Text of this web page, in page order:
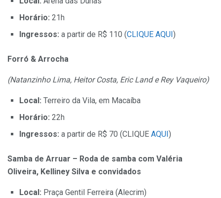
Horário: 21h
Ingressos: a partir de R$ 110 (CLIQUE AQUI)
Forró & Arrocha
(Natanzinho Lima, Heitor Costa, Eric Land e Rey Vaqueiro)
Local: Terreiro da Vila, em Macaíba
Horário: 22h
Ingressos: a partir de R$ 70 (CLIQUE AQUI)
Samba de Arruar – Roda de samba com Valéria
Oliveira, Kelliney Silva e convidados
Local: Praça Gentil Ferreira (Alecrim)